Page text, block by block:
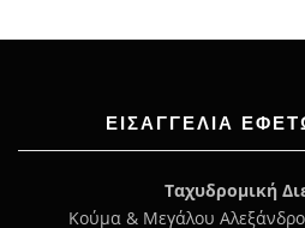
ΕΙΣΑΓΓΕΛΊΑ
Ταχυδρομική
Κούμα & Μεγάλου